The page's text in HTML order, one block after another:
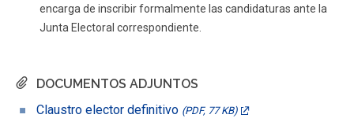
DOCUMENTOS ADJUNTOS
Claustro elector definitivo (PDF, 77 KB)
encarga de inscribir formalmente las candidaturas ante la
Junta Electoral correspondiente.